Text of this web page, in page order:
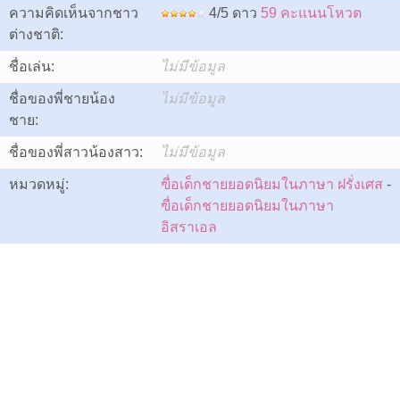
ความคิดเห็นจากชาว
ต่างชาติ:
4/5 ดาว 59 คะแนนโหวต
ชื่อเล่น: ไม่มีข้อมูล
ชื่อของพี่ชายน้อง
ชาย:
ไม่มีข้อมูล
ชื่อของพี่สาวน้องสาว: ไม่มีข้อมูล
หมวดหมู่: ฃื่อเด็กชายยอดนิยมในภาษา ฝรั่งเศส -
ฃื่อเด็กชายยอดนิยมในภาษา
อิสราเอล